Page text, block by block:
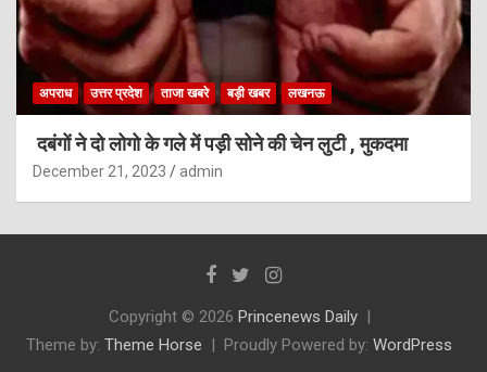
अपराध उत्तर प्रदेश ताजा खबरे बड़ी खबर लखनऊ
दबंगों ने दो लोगो के गले में पड़ी सोने की चेन लुटी , मुकदमा
December 21, 2023 admin
Copyright © 2026 Princenews Daily
Theme by: Theme Horse Proudly Powered by: WordPress